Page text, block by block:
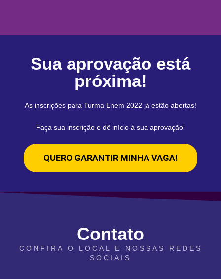
Sua aprovação está
próxima!
As inscrições para Turma Enem 2022 já estão abertas!
Faça sua inscrição e dê início à sua aprovação!
QUERO GARANTIR MINHA VAGA!
Contato
CONFIRA O LOCAL E NOSSAS REDES
SOCIAIS